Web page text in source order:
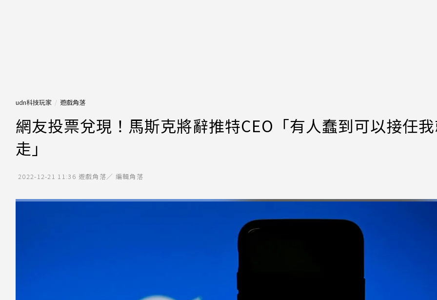
udn科技玩家 遊戲角落
網友投票兌現！馬斯克將辭推特CEO「有人蠢到可以接任
走」
2022-12-21 11:36 遊戲角落／ 編輯角落